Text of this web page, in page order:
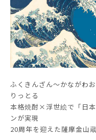
ふくきんざん～かながわ
りっとる
本格焼酎×浮世絵で「日
ンが実現
20周年を迎えた薩摩金山